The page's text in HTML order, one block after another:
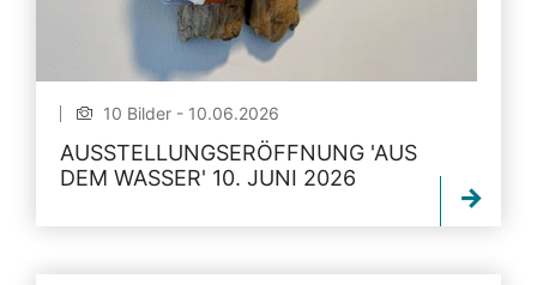
10 Bilder - 10.06.2026
AUSSTELLUNGSERÖFFNUNG 'AUS
DEM WASSER' 10. JUNI 2026